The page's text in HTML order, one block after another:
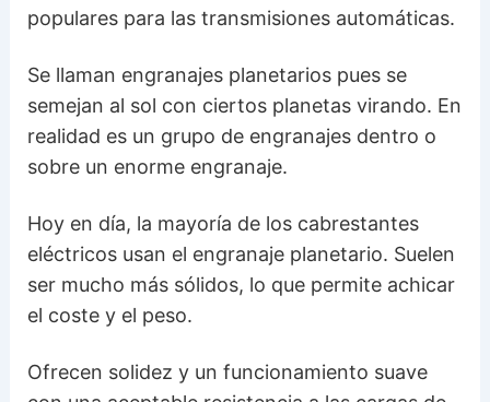
populares para las transmisiones automáticas.
Se llaman engranajes planetarios pues se
semejan al sol con ciertos planetas virando. En
realidad es un grupo de engranajes dentro o
sobre un enorme engranaje.
Hoy en día, la mayoría de los cabrestantes
eléctricos usan el engranaje planetario. Suelen
ser mucho más sólidos, lo que permite achicar
el coste y el peso.
Ofrecen solidez y un funcionamiento suave